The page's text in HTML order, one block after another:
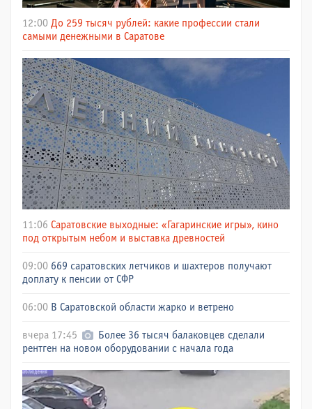
12:00 До 259 тысяч рублей: какие профессии стали
самыми денежными в Саратове
11:06 Саратовские выходные: «Гагаринские игры», кино
под открытым небом и выставка древностей
09:00 669 саратовских летчиков и шахтеров получают
доплату к пенсии от СФР
06:00 В Саратовской области жарко и ветрено
вчера 17:45
Более 36 тысяч балаковцев сделали
рентген на новом оборудовании с начала года